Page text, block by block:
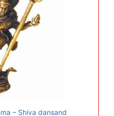
– Shiva dansand